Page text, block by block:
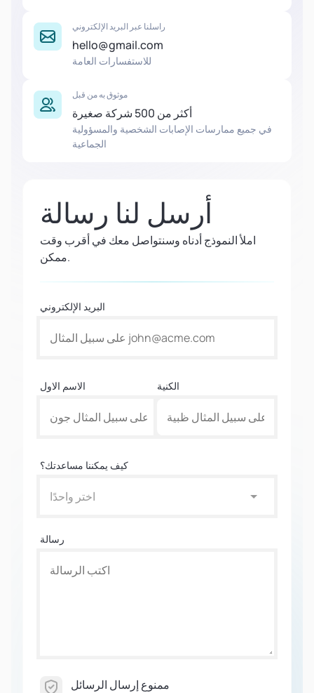
راسلنا عبر البريد الإلكتروني
hello@gmail.com
للاستفسارات العامة
موثوق به من قبل
أكثر من 500 شركة صغيرة
في جميع ممارسات الإصابات الشخصية والمسؤولية
الجماعية
أرسل لنا رسالة
املأ النموذج أدناه وسنتواصل معك في أقرب وقت
ممكن.
البريد الإلكتروني
الاسم الاول الكنية
كيف يمكننا مساعدتك؟
اختر واحدًا
رسالة
ممنوع إرسال الرسائل